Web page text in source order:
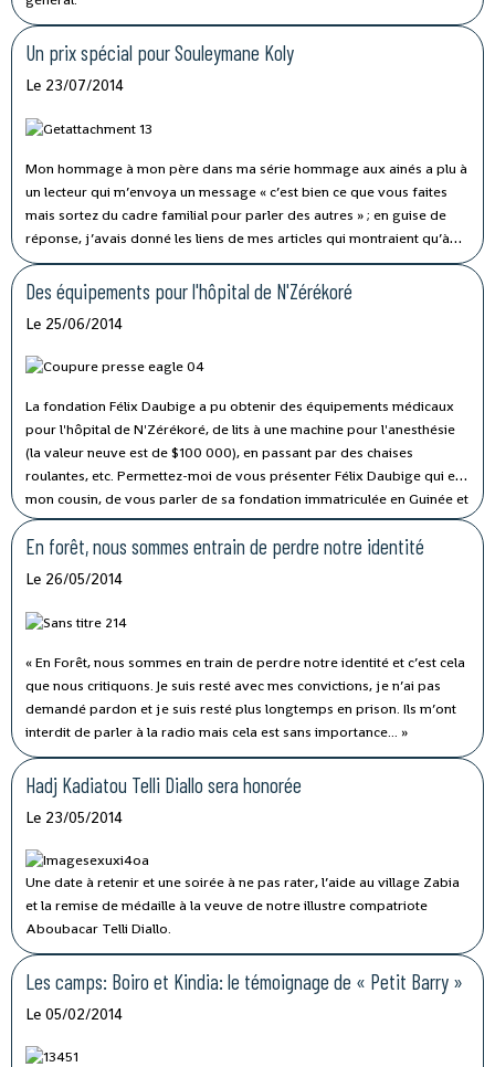
Un prix spécial pour Souleymane Koly
Le 23/07/2014
Mon hommage à mon père dans ma série hommage aux ainés a plu à
un lecteur qui m’envoya un message « c’est bien ce que vous faites
mais sortez du cadre familial pour parler des autres » ; en guise de
réponse, j’avais donné les liens de mes articles qui montraient qu’à
part Tonton Odilon Théa et mon père, mes hommages sont le plus
souvent hors du cadre familial : Papa Camara, Ismael Sylla Eusob,
Aliou Keita N’Jo Léa, Maxime Camara, Hamidou Bangoura, Manana
Cissé, Jeanne Macauley, James Soumah, Kapet de Bana, Papa Kouyaté,
Maitre Barry etc.
Des équipements pour l'hôpital de N'Zérékoré
Le 25/06/2014
La fondation Félix Daubige a pu obtenir des équipements médicaux
pour l'hôpital de N'Zérékoré, de lits à une machine pour l'anesthésie
(la valeur neuve est de $100 000), en passant par des chaises
roulantes, etc. Permettez-moi de vous présenter Félix Daubige qui est
mon cousin, de vous parler de sa fondation immatriculée en Guinée et
des démarches qui lui ont permis d'obtenir ces importants
équipements.
En forêt, nous sommes entrain de perdre notre identité
Le 26/05/2014
« En Forêt, nous sommes en train de perdre notre identité et c’est cela
que nous critiquons. Je suis resté avec mes convictions, je n’ai pas
demandé pardon et je suis resté plus longtemps en prison. Ils m’ont
interdit de parler à la radio mais cela est sans importance... »
Hadj Kadiatou Telli Diallo sera honorée
Le 23/05/2014
Une date à retenir et une soirée à ne pas rater, l’aide au village Zabia
et la remise de médaille à la veuve de notre illustre compatriote
Aboubacar Telli Diallo.
Les camps: Boiro et Kindia: le témoignage de « Petit Barry »
Le 05/02/2014